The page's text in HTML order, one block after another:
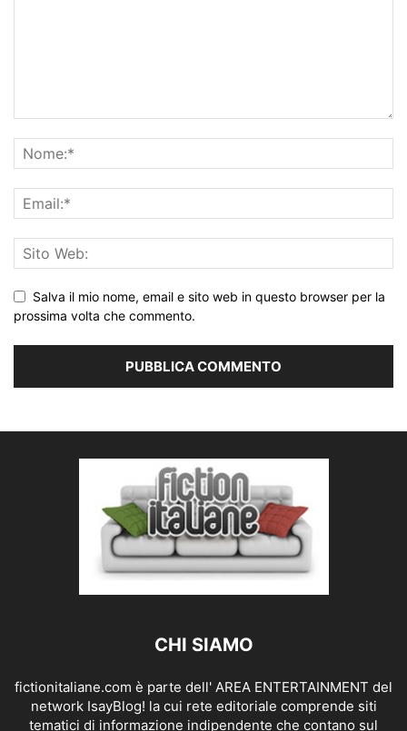
Salva il mio nome, email e sito web in questo browser per la
prossima volta che commento.
CHI SIAMO
fictionitaliane.com è parte dell' AREA ENTERTAINMENT del
network IsayBlog! la cui rete editoriale comprende siti
tematici di informazione indipendente che contano sul